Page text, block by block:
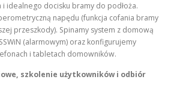
idealnego docisku bramy do podłoża.
napędu (funkcja cofania bramy
przeszkody). Spinamy system z domową
(alarmowym) oraz konfigurujemy
i tabletach domowników.
szkolenie użytkowników i odbiór